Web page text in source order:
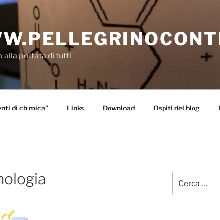
alla portata di tutti
di chimica” Links Download Ospiti del blog